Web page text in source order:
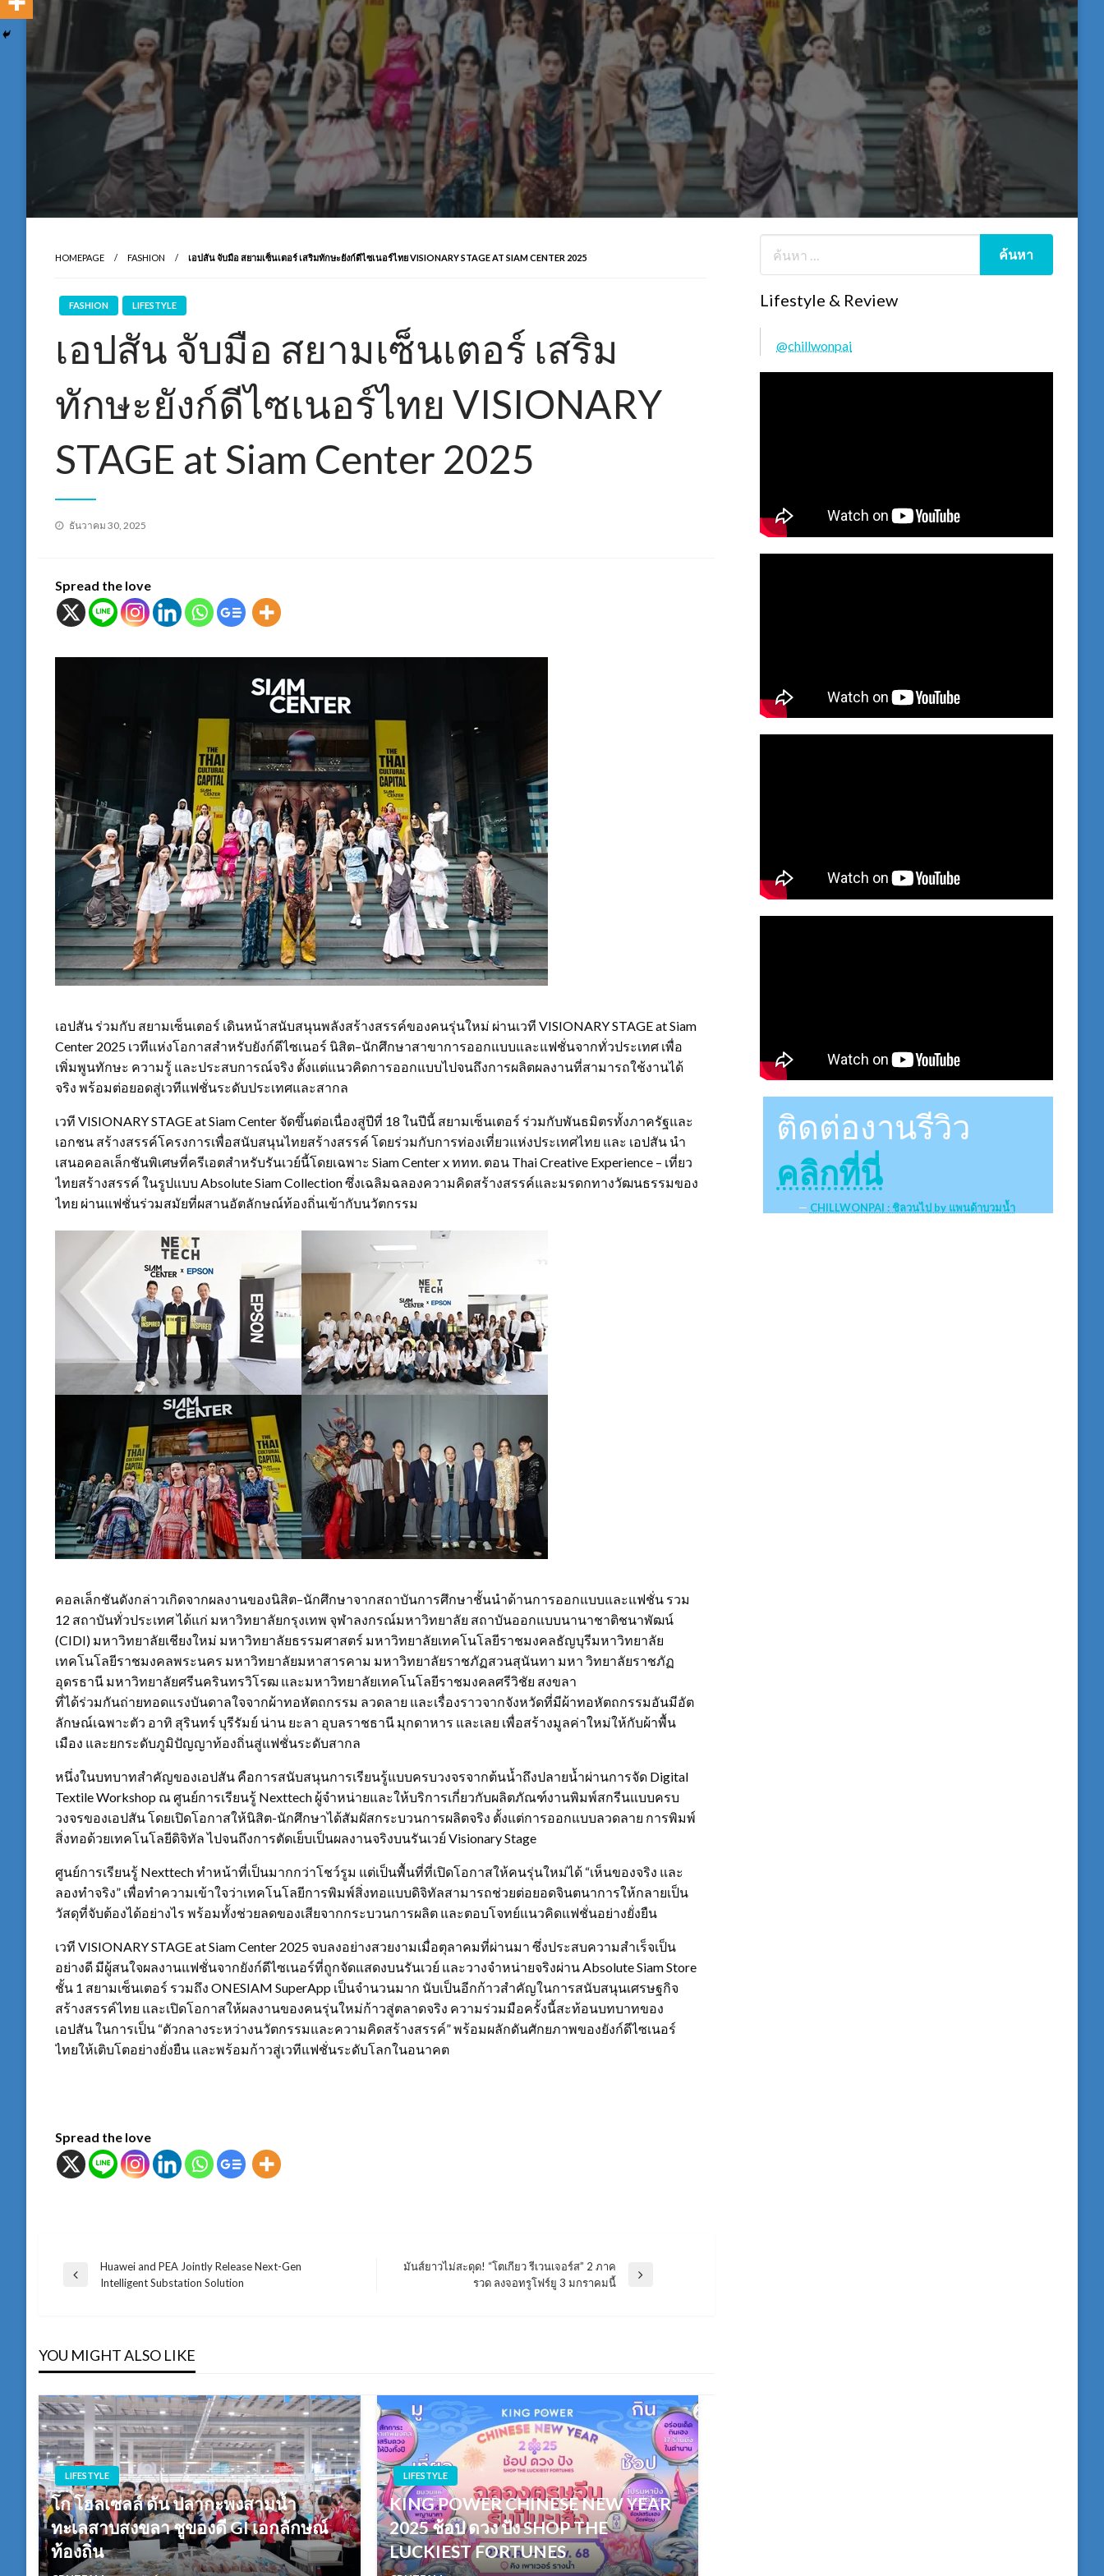
HOMEPAGE FASHION เอปสัน จับมือ สยามเซ็นเตอร์ เสริมทักษะยังก์ดีไซเนอร์ไทย VISIONARY STAGE AT SIAM CENTER 2025
FASHION LIFESTYLE
เอปสัน จับมือ สยามเซ็นเตอร์ เสริม
ทักษะยังก์ดีไซเนอร์ไทย VISIONARY
STAGE at Siam Center 2025
Posted
ธันวาคม 30, 2025
Spread the love
เอปสัน ร่วมกับ สยามเซ็นเตอร์ เดินหน้าสนับสนุนพลังสร้างสรรค์ของคนรุ่นใหม่ ผ่านเวที VISIONARY STAGE at Siam
Center 2025 เวทีแห่งโอกาสสำหรับยังก์ดีไซเนอร์ นิสิต–นักศึกษาสาขาการออกแบบและแฟชั่นจากทั่วประเทศ เพื่อ
เพิ่มพูนทักษะ ความรู้ และประสบการณ์จริง ตั้งแต่แนวคิดการออกแบบไปจนถึงการผลิตผลงานที่สามารถใช้งานได้
จริง พร้อมต่อยอดสู่เวทีแฟชั่นระดับประเทศและสากล
เวที VISIONARY STAGE at Siam Center จัดขึ้นต่อเนื่องสู่ปีที่ 18 ในปีนี้ สยามเซ็นเตอร์ ร่วมกับพันธมิตรทั้งภาครัฐและ
เอกชน สร้างสรรค์โครงการเพื่อสนับสนุนไทยสร้างสรรค์ โดยร่วมกับการท่องเที่ยวแห่งประเทศไทย และ เอปสัน นำ
เสนอคอลเล็กชันพิเศษที่ครีเอตสำหรับรันเวย์นี้โดยเฉพาะ Siam Center x ททท. ตอน Thai Creative Experience – เที่ยว
ไทยสร้างสรรค์ ในรูปแบบ Absolute Siam Collection ซึ่งเฉลิมฉลองความคิดสร้างสรรค์และมรดกทางวัฒนธรรมของ
ไทย ผ่านแฟชั่นร่วมสมัยที่ผสานอัตลักษณ์ท้องถิ่นเข้ากับนวัตกรรม
คอลเล็กชันดังกล่าวเกิดจากผลงานของนิสิต–นักศึกษาจากสถาบันการศึกษาชั้นนำด้านการออกแบบและแฟชั่น รวม
12 สถาบันทั่วประเทศ ได้แก่ มหาวิทยาลัยกรุงเทพ จุฬาลงกรณ์มหาวิทยาลัย สถาบันออกแบบนานาชาติชนาพัฒน์
(CIDI) มหาวิทยาลัยเชียงใหม่ มหาวิทยาลัยธรรมศาสตร์ มหาวิทยาลัยเทคโนโลยีราชมงคลธัญบุรีมหาวิทยาลัย
เทคโนโลยีราชมงคลพระนคร มหาวิทยาลัยมหาสารคาม มหาวิทยาลัยราชภัฏสวนสุนันทา มหา วิทยาลัยราชภัฏ
อุดรธานี มหาวิทยาลัยศรีนครินทรวิโรฒ และมหาวิทยาลัยเทคโนโลยีราชมงคลศรีวิชัย สงขลา
ที่ได้ร่วมกันถ่ายทอดแรงบันดาลใจจากผ้าทอหัตถกรรม ลวดลาย และเรื่องราวจากจังหวัดที่มีผ้าทอหัตถกรรมอันมีอัต
ลักษณ์เฉพาะตัว อาทิ สุรินทร์ บุรีรัมย์ น่าน ยะลา อุบลราชธานี มุกดาหาร และเลย เพื่อสร้างมูลค่าใหม่ให้กับผ้าพื้น
เมือง และยกระดับภูมิปัญญาท้องถิ่นสู่แฟชั่นระดับสากล
หนึ่งในบทบาทสำคัญของเอปสัน คือการสนับสนุนการเรียนรู้แบบครบวงจรจากต้นน้ำถึงปลายน้ำผ่านการจัด Digital
Textile Workshop ณ ศูนย์การเรียนรู้ Nexttech ผู้จำหน่ายและให้บริการเกี่ยวกับผลิตภัณฑ์งานพิมพ์สกรีนแบบครบ
วงจรของเอปสัน โดยเปิดโอกาสให้นิสิต-นักศึกษาได้สัมผัสกระบวนการผลิตจริง ตั้งแต่การออกแบบลวดลาย การพิมพ์
สิ่งทอด้วยเทคโนโลยีดิจิทัล ไปจนถึงการตัดเย็บเป็นผลงานจริงบนรันเวย์ Visionary Stage
ศูนย์การเรียนรู้ Nexttech ทำหน้าที่เป็นมากกว่าโชว์รูม แต่เป็นพื้นที่ที่เปิดโอกาสให้คนรุ่นใหม่ได้ “เห็นของจริง และ
ลองทำจริง” เพื่อทำความเข้าใจว่าเทคโนโลยีการพิมพ์สิ่งทอแบบดิจิทัลสามารถช่วยต่อยอดจินตนาการให้กลายเป็น
วัสดุที่จับต้องได้อย่างไร พร้อมทั้งช่วยลดของเสียจากกระบวนการผลิต และตอบโจทย์แนวคิดแฟชั่นอย่างยั่งยืน
เวที VISIONARY STAGE at Siam Center 2025 จบลงอย่างสวยงามเมื่อตุลาคมที่ผ่านมา ซึ่งประสบความสำเร็จเป็น
อย่างดี มีผู้สนใจผลงานแฟชั่นจากยังก์ดีไซเนอร์ที่ถูกจัดแสดงบนรันเวย์ และวางจำหน่ายจริงผ่าน Absolute Siam Store
ชั้น 1 สยามเซ็นเตอร์ รวมถึง ONESIAM SuperApp เป็นจำนวนมาก นับเป็นอีกก้าวสำคัญในการสนับสนุนเศรษฐกิจ
สร้างสรรค์ไทย และเปิดโอกาสให้ผลงานของคนรุ่นใหม่ก้าวสู่ตลาดจริง ความร่วมมือครั้งนี้สะท้อนบทบาทของ
เอปสัน ในการเป็น “ตัวกลางระหว่างนวัตกรรมและความคิดสร้างสรรค์” พร้อมผลักดันศักยภาพของยังก์ดีไซเนอร์
ไทยให้เติบโตอย่างยั่งยืน และพร้อมก้าวสู่เวทีแฟชั่นระดับโลกในอนาคต
Spread the love
แนะแนว
Previous
Huawei and PEA Jointly Release Next-Gen
Intelligent Substation Solution
มันส์ยาวไม่สะดุด! “โตเกียว รีเวนเจอร์ส” 2 ภาค
รวด ลงจอทรูโฟร์ยู 3 มกราคมนี้
YOU MIGHT ALSO LIKE
LIFESTYLE
โก โฮลเซลล์ ดัน ปลากะพงสามน้ำ
ทะเลสาบสงขลา ชูของดี GI เอกลักษณ์
ท้องถิ่น
LIFESTYLE
KING POWER CHINESE NEW YEAR
2025 ช้อป ดวง ปัง SHOP THE
LUCKIEST FORTUNES
Lifestyle & Review
@chillwonpai
ติดต่องานรีวิว
คลิกที่นี่
CHILLWONPAI : ชิลวนไป by แพนด้าบวมน้ำ